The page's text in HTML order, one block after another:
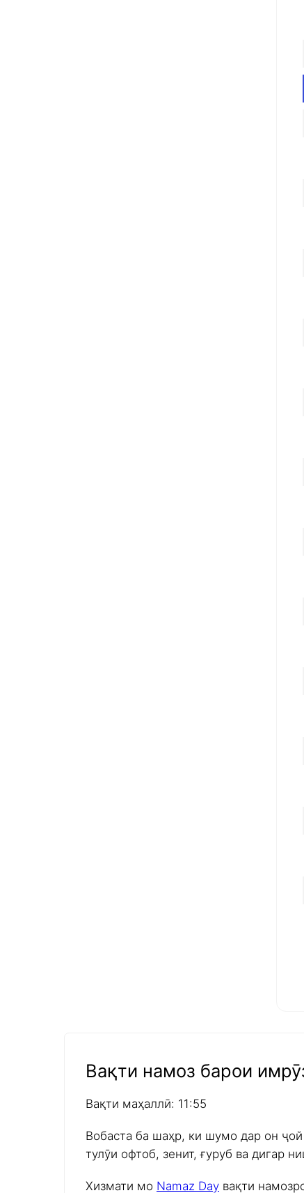
Вақти намоз барои
Вақти маҳаллӣ: 11:55
Вобаста ба шаҳр, ки шумо дар он
тулӯи офтоб, зенит, ғуруб ва дигар
Хизмати мо Namaz Day вақти